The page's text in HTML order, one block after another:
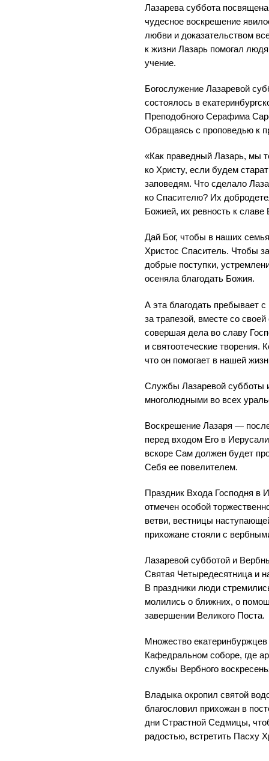
Лазарева суббота
чудесное воскрешение
любви и доказательством
к жизни Лазарь помогал
учение.
Богослужение Лазаревой
состоялось в
Преподобного Серафима
Обращаясь с проповедью к
«Как праведный Лазарь, мы
ко Христу, если будем
заповедям. Что сделало
ко Спасителю? Их
Божией, их ревность к славе
Дай Бог, чтобы в наших
Христос Спаситель. Чтобы
добрые поступки,
осеняла благодать Божия.
А эта благодать пребывает
за трапезой, вместе со
совершая дела во славу
и святоотеческие творения.
что он помогает в нашей
Службы Лазаревой субботы
многолюдными во всех
Воскрешение Лазаря —
перед входом Его в
вскоре Сам должен будет
Себя ее повелителем.
Праздник Входа Господня в
отмечен особой
ветви, вестницы
прихожане стояли с
Лазаревой субботой и
Святая Четыредесятница и
В праздники люди
молились о ближних, о
завершении Великого Поста.
Множество
Кафедральном соборе, где
службы Вербного
Владыка окропил святой
благословил прихожан в
дни Страстной Седмицы,
радостью, встретить Пасху